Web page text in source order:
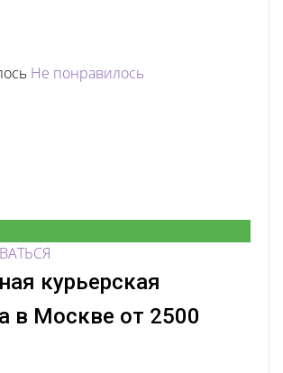
Не понравилось
курьерская
в Москве от 2500